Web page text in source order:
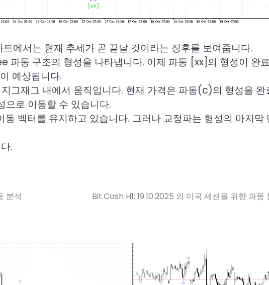
에서는 현재 추세가 곧 끝날 것이라는 징후를 보여줍니다.
파동 구조의 형성을 나타냅니다. 이제 파동 [xx]의 형성이 완
예상됩니다.
그재그 내에서 움직입니다. 현재 가격은 파동(c)의 형성을 완
으로 이동할 수 있습니다.
벡터를 유지하고 있습니다. 그러나 교정파는 형성의 마지막
.
분석 Bit.Cash H1: 19.10.2025 의 미국 세션을 위한 파동